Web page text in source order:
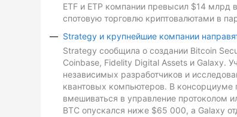
ETF и ETP компании превысил $14 млрд
спотовую торговлю криптовалютами в
Strategy и крупнейшие компании
Strategy сообщила о создании Bitcoin
Coinbase, Fidelity Digital Assets и Galaxy.
независимых разработчиков и
квантовых компьютеров. В консорциуме
вмешиваться в управление протоколом
BTC опускался ниже $65 000, а Galaxy